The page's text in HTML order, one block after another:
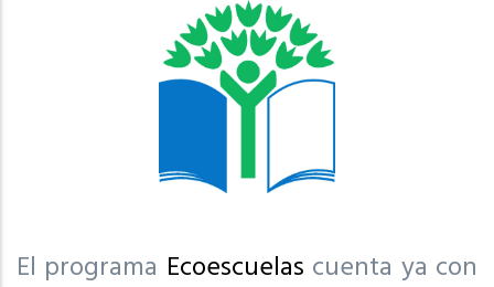
El programa Ecoescuelas cuenta ya con